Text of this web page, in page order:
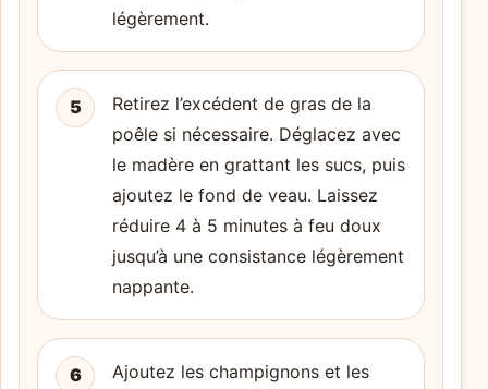
légèrement.
5
Retirez l’excédent de gras de la
poêle si nécessaire. Déglacez avec
le madère en grattant les sucs, puis
ajoutez le fond de veau. Laissez
réduire 4 à 5 minutes à feu doux
jusqu’à une consistance légèrement
nappante.
6
Ajoutez les champignons et les